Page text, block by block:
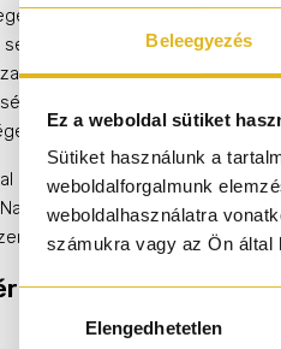
Beleegyezés
Ez a weboldal sütiket
Sütiket használunk a
weboldalforgalmunk
weboldalhasználatra
számukra vagy az Ön által
kiválasztásaElengedhetetlen
feljutását a csúcsra, de
tudták képzelni.
vagy, mégis magával
pedig választott illataként
vagy helytelensége.
kisebb lime, savanykásabb
Ámbrás jegyek,
ámbrás
a Pernoire márkáról!